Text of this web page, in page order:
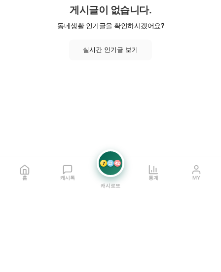
게시글이 없습니다.
동네생활 인기글을 확인하시겠어요?
실시간 인기글 보기
홈 캐시톡
7 21 42
캐시로또
통계 MY